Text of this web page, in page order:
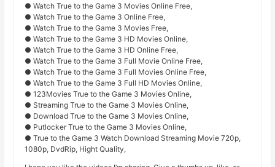
● Watch True to the Game 3 Movies Online Free,
● Watch True to the Game 3 Online Free,
● Watch True to the Game 3 Movies Free,
● Watch True to the Game 3 HD Movies Online,
● Watch True to the Game 3 HD Online Free,
● Watch True to the Game 3 Full Movie Online Free,
● Watch True to the Game 3 Full Movies Online Free,
● Watch True to the Game 3 Full HD Movies Online,
● 123Movies True to the Game 3 Movies Online,
● Streaming True to the Game 3 Movies Online,
● Download True to the Game 3 Movies Online,
● Putlocker True to the Game 3 Movies Online,
● True to the Game 3 Watch Download Streaming Movie 720p,
1080p, DvdRip, Hight Quality,